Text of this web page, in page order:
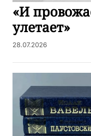
«И
улетает»
28.07.2026